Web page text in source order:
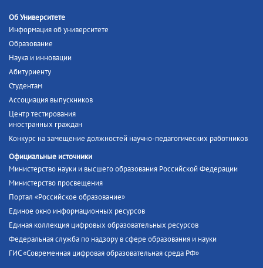
Об Университете
Информация об университете
Образование
Наука и инновации
Абитуриенту
Студентам
Ассоциация выпускников
Центр тестирования
иностранных граждан
Конкурс на замещение должностей научно-педагогических работников
Официальные источники
Министерство науки и высшего образования Российской Федерации
Министерство просвещения
Портал «Российское образование»
Единое окно информационных ресурсов
Единая коллекция цифровых образовательных ресурсов
Федеральная служба по надзору в сфере образования и науки
ГИС «Современная цифровая образовательная среда РФ»